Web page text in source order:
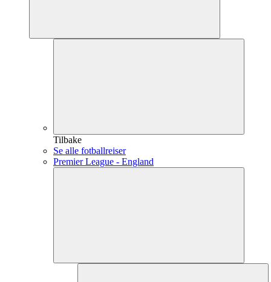
Tilbake
Se alle fotballreiser
Premier League - England